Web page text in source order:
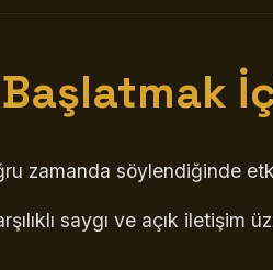
zamanda söylendiğinde
saygı ve açık